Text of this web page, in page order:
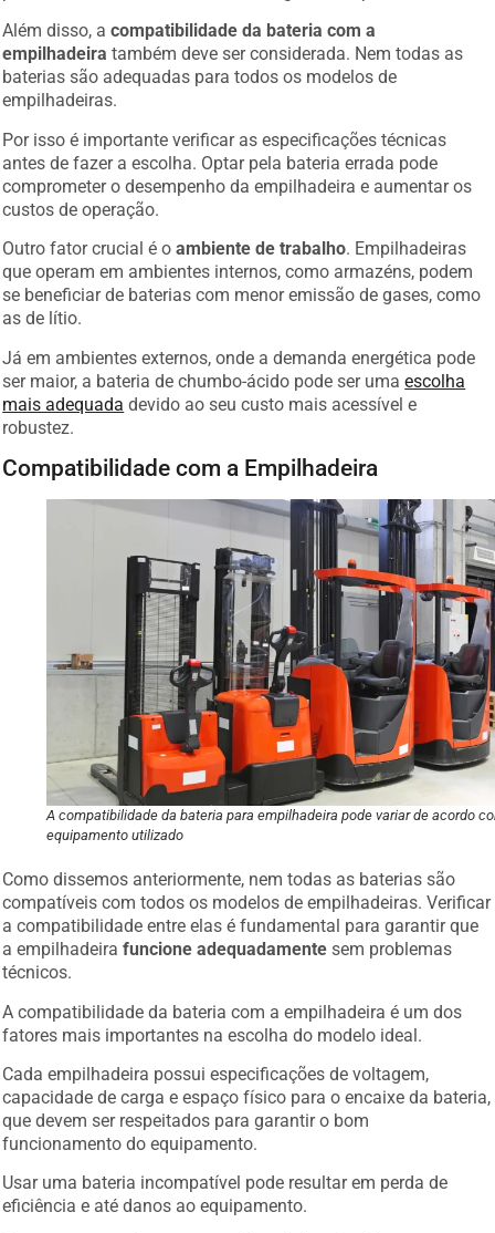
Além disso, acompatibilidade da bateria com a
empilhadeira também deve ser considerada. Nem todas as
baterias são adequadas para todos os modelos de
empilhadeiras.
Por isso é importante verificar as especificações técnicas
antes de fazer a escolha. Optar pela bateria errada pode
comprometer o desempenho da empilhadeira e aumentar os
custos de operação.
Outro fator crucial é oambiente de trabalho. Empilhadeiras
que operam em ambientes internos, como armazéns, podem
se beneficiar de baterias com menor emissão de gases, como
as de lítio.
Já em ambientes externos, onde a demanda energética pode
ser maior, a bateria de chumbo-ácido pode ser umaescolha
mais adequada devido ao seu custo mais acessível e
robustez.
Compatibilidade com a Empilhadeira
A compatibilidade da bateria para empilhadeira pode variar de acordo
equipamento utilizado
Como dissemos anteriormente, nem todas as baterias são
compatíveis com todos os modelos de empilhadeiras. Verificar
a compatibilidade entre elas é fundamental para garantir que
a empilhadeirafuncione adequadamente sem problemas
técnicos.
A compatibilidade da bateria com a empilhadeira é um dos
fatores mais importantes na escolha do modelo ideal.
Cada empilhadeira possui especificações de voltagem,
capacidade de carga e espaço físico para o encaixe da bateria,
que devem ser respeitados para garantir o bom
funcionamento do equipamento.
Usar uma bateria incompatível pode resultar em perda de
eficiência e até danos ao equipamento.